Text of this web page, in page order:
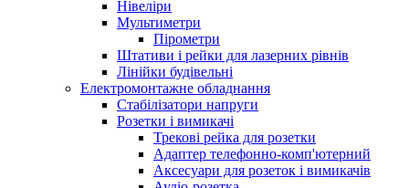
Нівеліри
Мультиметри
Пірометри
Штативи і рейки для лазерних рівнів
Лінійки будівельні
Електромонтажне обладнання
Стабілізатори напруги
Розетки і вимикачі
Трекові рейка для розетки
Адаптер телефонно-комп'ютерний
Аксесуари для розеток і вимикачів